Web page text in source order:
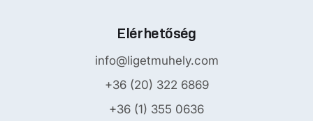
Elérhetőség
info@ligetmuhely.com
+36 (20) 322 6869
+36 (1) 355 0636